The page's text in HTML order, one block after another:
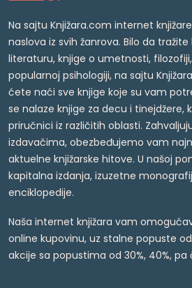
Na sajtu Knjižara.com internet
naslova iz svih žanrova. Bilo da
literaturu, knjige o umetnosti,
popularnoj psihologiji, na sajtu
ćete naći sve knjige koje su vam
se nalaze knjige za decu i tinejdžere,
priručnici iz različitih oblasti.
izdavačima, obezbeđujemo vam
aktuelne knjižarske hitove. U našoj
kapitalna izdanja, izuzetne
enciklopedije.
Naša internet knjižara vam
online kupovinu, uz stalne popuste od
akcije sa popustima od 30%, 40%, pa